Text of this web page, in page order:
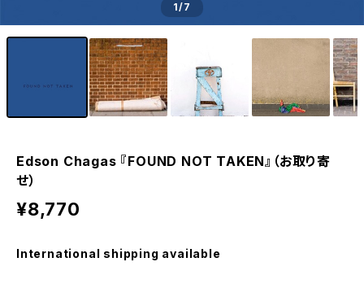
1/7
Edson Chagas 『FOUND NOT TAKEN』（お取り寄
せ）
¥8,770
International shipping available